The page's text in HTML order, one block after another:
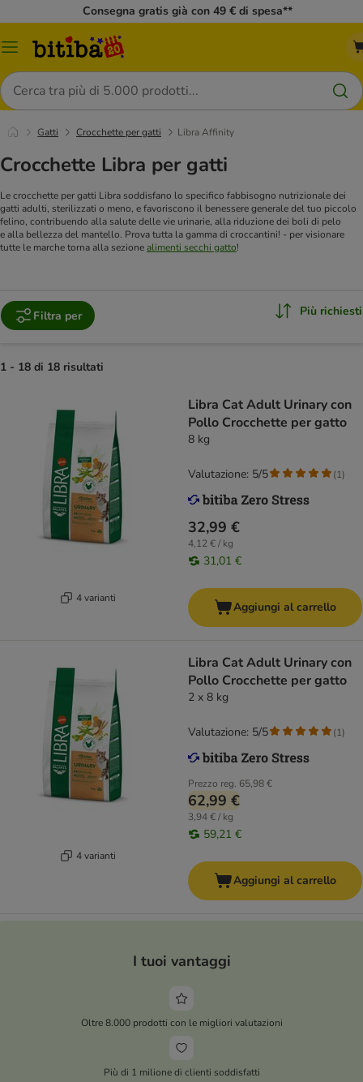
Consegna gratis già con 49 € di spesa**
Overview
Cerca
Gatti Crocchette per gatti Libra Affinity
Crocchette Libra per gatti
Le crocchette per gatti Libra soddisfano lo specifico fabbisogno nutrizionale dei
gatti adulti, sterilizzati o meno, e favoriscono il benessere generale del tuo piccolo
felino, contribuendo alla salute delle vie urinarie, alla riduzione dei boli di pelo
e alla bellezza del mantello. Prova tutta la gamma di croccantini! - per visionare
tutte le marche torna alla sezionealimenti secchi gatto!
Filtra per Più richiesti
1 - 18 di 18 risultati
4 varianti
Libra Cat Adult Urinary con
Pollo Crocchette per gatto
8 kg
32,99 €
4,12 € / kg
31,01 €
Valutazione: 5/5 (1)
Aggiungi al carrello
4 varianti
Libra Cat Adult Urinary con
Pollo Crocchette per gatto
2 x 8 kg
Prezzo reg. 65,98 €
62,99 €
3,94 € / kg
59,21 €
Valutazione: 5/5 (1)
Aggiungi al carrello
I tuoi vantaggi
Oltre 8.000 prodotti con le migliori valutazioni
Più di 1 milione di clienti soddisfatti